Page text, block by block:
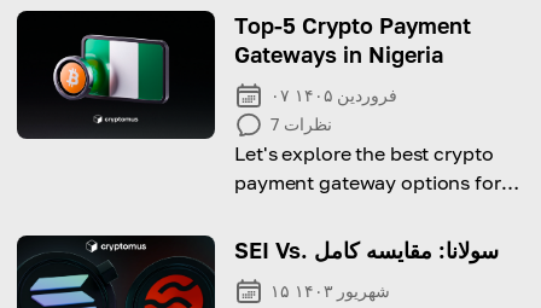
Top-5 Crypto Payment
Gateways in Nigeria
۰۷ فروردین ۱۴۰۵
7 نظرات
Let's explore the best crypto
payment gateway options for
SEI Vs. سولانا: مقایسه کامل
۱۵ شهریور ۱۴۰۳